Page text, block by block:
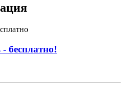
бесплатно!